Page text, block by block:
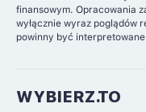
finansowym. Opracowania
wyłącznie wyraz poglądów
powinny być
WYBIERZ.TO